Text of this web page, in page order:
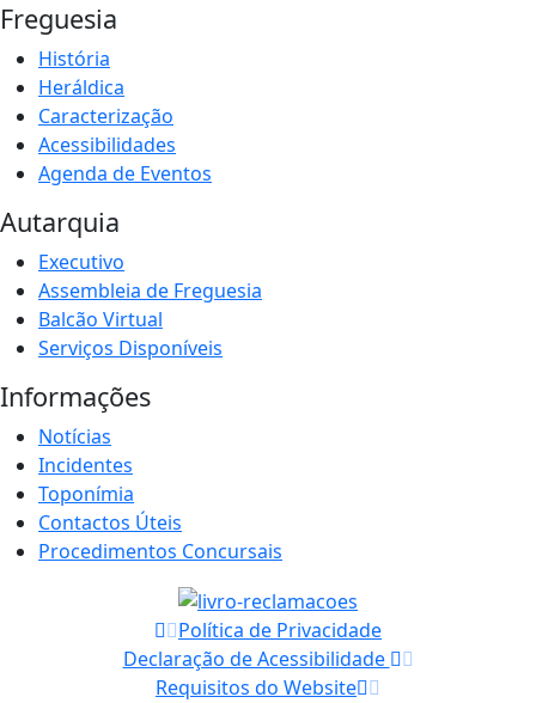
Freguesia
História
Heráldica
Caracterização
Acessibilidades
Agenda de Eventos
Autarquia
Executivo
Assembleia de Freguesia
Balcão Virtual
Serviços Disponíveis
Informações
Notícias
Incidentes
Toponímia
Contactos Úteis
Procedimentos Concursais
Política de Privacidade
Declaração de Acessibilidade
Requisitos do Website